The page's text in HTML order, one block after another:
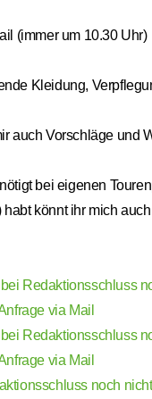
(immer um 10.30 Uhr)
Kleidung,
auch Vorschläge und
bei eigenen
habt könnt ihr mich
Redaktionsschluss
via Mail
Redaktionsschluss
via Mail
noch